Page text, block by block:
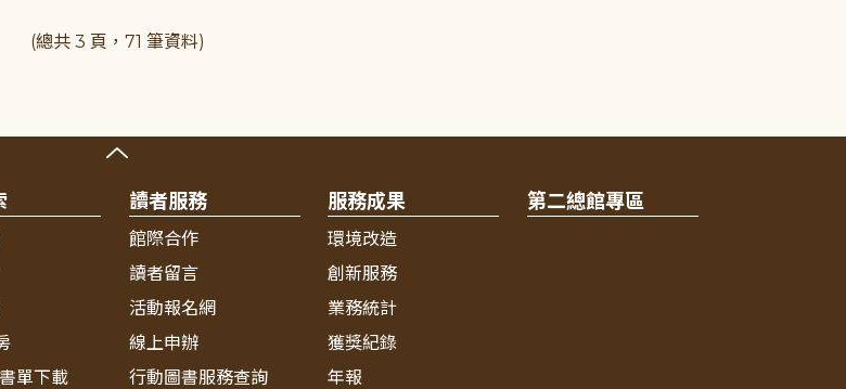
(總共 3 頁，71 筆資料)
單下載
讀者服務
館際合作
讀者留言
活動報名網
線上申辦
行動圖書服務查詢
服務成果
環境改造
創新服務
業務統計
獲獎紀錄
年報
第二總館專區